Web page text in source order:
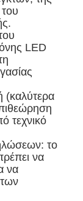
LED
(καλύτερα
τεχνικό
το
να
να